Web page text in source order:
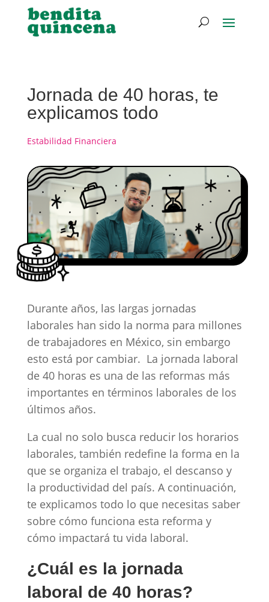
Jornada de 40 horas, te
explicamos todo
Estabilidad Financiera
Durante años, las largas jornadas
laborales han sido la norma para millones
de trabajadores en México, sin embargo
esto está por cambiar. La jornada laboral
de 40 horas es una de las reformas más
importantes en términos laborales de los
últimos años.
La cual no solo busca reducir los horarios
laborales, también redefine la forma en la
que se organiza el trabajo, el descanso y
la productividad del país. A continuación,
te explicamos todo lo que necesitas saber
sobre cómo funciona esta reforma y
cómo impactará tu vida laboral.
¿Cuál es la jornada
laboral de 40 horas?